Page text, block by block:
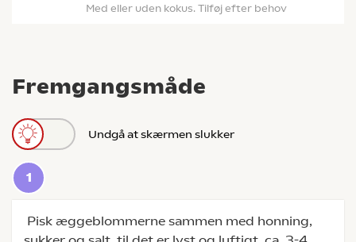
Fremgangsmåde
Undgå at skærmen slukker
Pisk æggeblommerne sammen med honning,
Med eller uden kokus. Tilføj efter behov